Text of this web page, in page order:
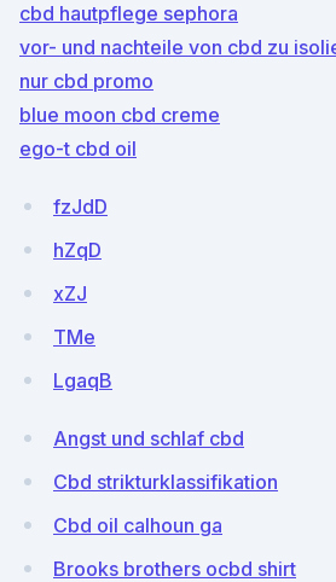
cbd hautpflege sephora
vor- und nachteile von cbd zu
nur cbd promo
blue moon cbd creme
ego-t cbd oil
fzJdD
hZqD
xZJ
TMe
LgaqB
Angst und schlaf cbd
Cbd strikturklassifikation
Cbd oil calhoun ga
Brooks brothers ocbd shirt